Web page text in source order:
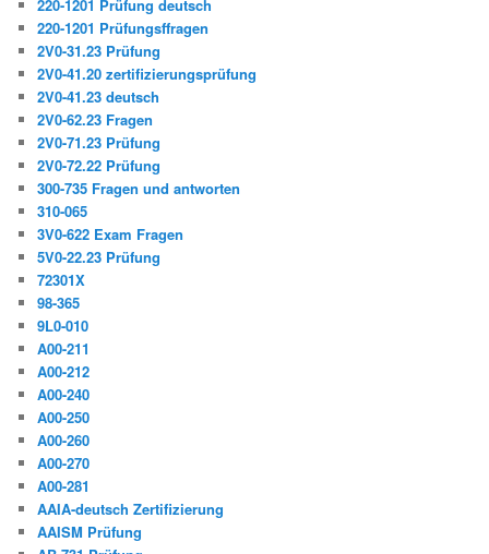
220-1201 Prüfung deutsch
220-1201 Prüfungsffragen
2V0-31.23 Prüfung
2V0-41.20 zertifizierungsprüfung
2V0-41.23 deutsch
2V0-62.23 Fragen
2V0-71.23 Prüfung
2V0-72.22 Prüfung
300-735 Fragen und antworten
310-065
3V0-622 Exam Fragen
5V0-22.23 Prüfung
72301X
98-365
9L0-010
A00-211
A00-212
A00-240
A00-250
A00-260
A00-270
A00-281
AAIA-deutsch Zertifizierung
AAISM Prüfung